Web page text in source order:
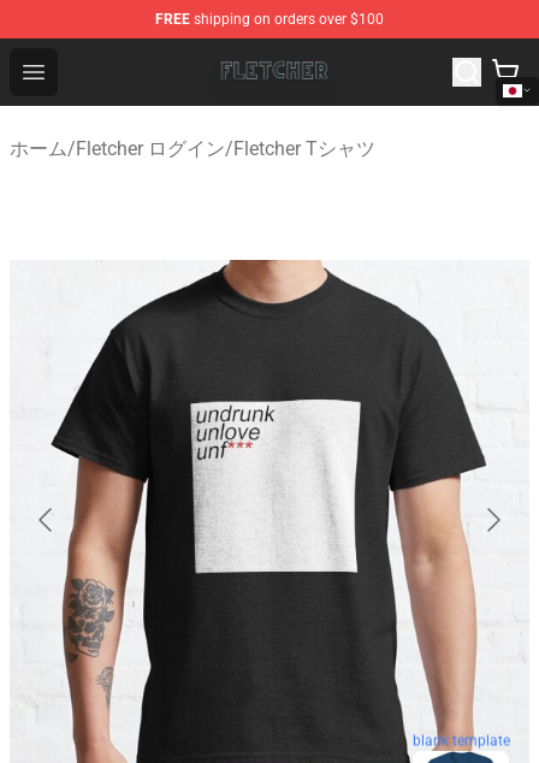
FREE shipping on orders over $100
Open menu
Fletcher Store - Official Fletcher Merchandise Shop
ホーム/Fletcher ログイン/Fletcher Tシャツ
blank template